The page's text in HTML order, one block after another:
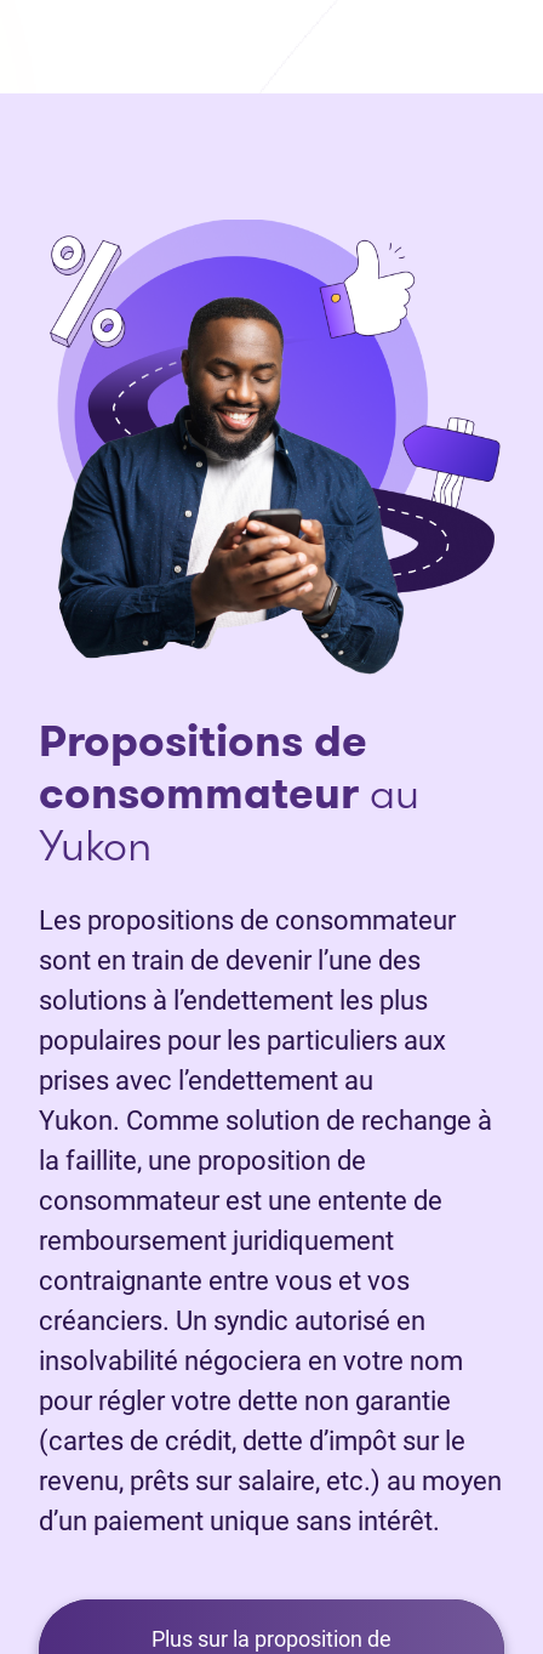
Propositions de
consommateurau
Yukon
Les propositions de consommateur
sont en train de devenir l’une des
solutions à l’endettement les plus
populaires pour les particuliers aux
prises avec l’endettement au
Yukon. Comme solution de rechange à
la faillite, une proposition de
consommateur est une entente de
remboursement juridiquement
contraignante entre vous et vos
créanciers. Un syndic autorisé en
insolvabilité négociera en votre nom
pour régler votre dette non garantie
(cartes de crédit, dette d’impôt sur le
revenu, prêts sur salaire, etc.) au moyen
d’un paiement unique sans intérêt.
Plus sur la proposition de